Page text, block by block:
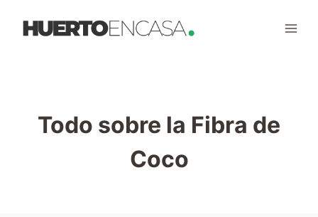
Todo sobre la Fibra de
Coco